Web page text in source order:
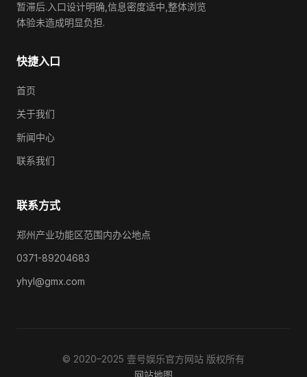
暂滞后.入口设计明确,信息密度适中,整体浏览
体验未造成明显负担.
快捷入口
首页
关于我们
新闻中心
联系我们
联系方式
郑州产业功能区范围内办公地点
0371-89204683
yhyl@gmx.com
© 2020–2025 壹号娱乐官方网站 版权所有
网站地图